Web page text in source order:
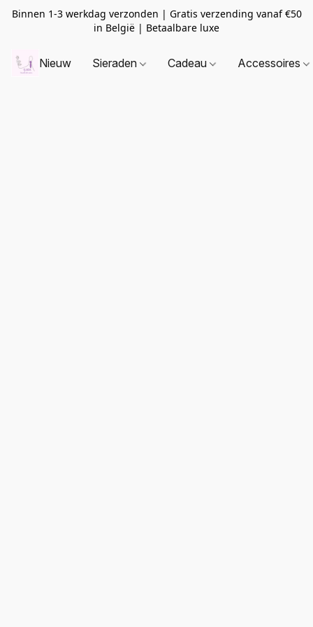
Binnen 1-3 werkdag verzonden | Gratis verzending vanaf €50
in België | Betaalbare luxe
Nieuw Sieraden Cadeau Accessoires